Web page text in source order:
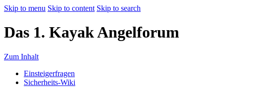
Skip to menu Skip to content Skip to search
Das 1. Kayak Angelforum
Zum Inhalt
Einsteigerfragen
Sicherheits-Wiki